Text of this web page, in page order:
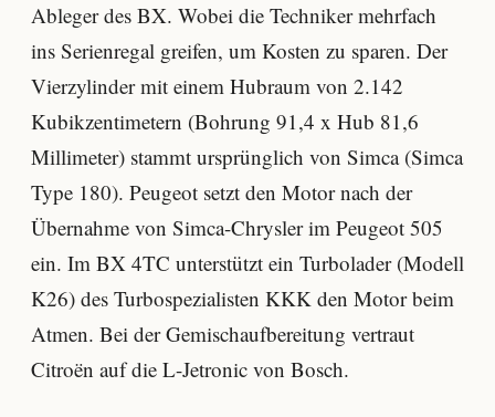
Ableger des BX. Wobei die Techniker mehrfach
ins Serienregal greifen, um Kosten zu sparen. Der
Vierzylinder mit einem Hubraum von 2.142
Kubikzentimetern (Bohrung 91,4 x Hub 81,6
Millimeter) stammt ursprünglich von Simca (Simca
Type 180). Peugeot setzt den Motor nach der
Übernahme von Simca-Chrysler im Peugeot 505
ein. Im BX 4TC unterstützt ein Turbolader (Modell
K26) des Turbospezialisten KKK den Motor beim
Atmen. Bei der Gemischaufbereitung vertraut
Citroën auf die L-Jetronic von Bosch.